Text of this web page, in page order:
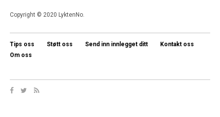
Copyright © 2020 LyktenNo.
Tips oss Støtt oss Send inn innlegget ditt
Kontakt oss
Om oss